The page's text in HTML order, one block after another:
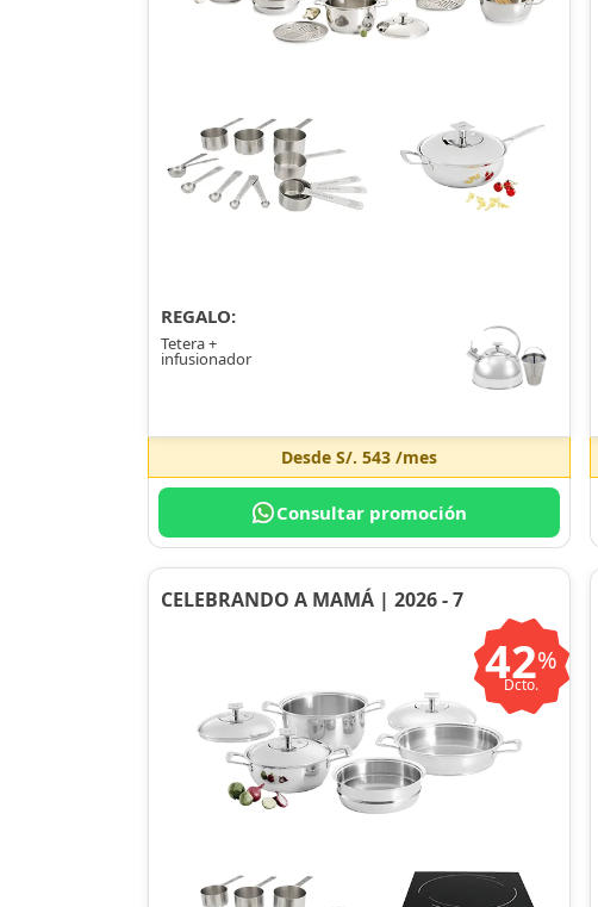
REGALO:
Tetera +
infusionador
Desde S/. 543/mes
Consultar promoción
CELEBRANDO A MAMÁ | 2026 - 7
42%
Dcto.